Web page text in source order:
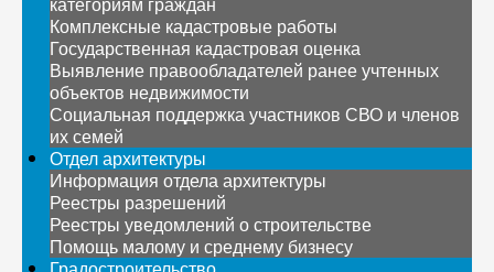
Комплексные кадастровые работы
Государственная кадастровая оценка
Выявление правообладателей ранее учтенных
объектов недвижимости
Социальная поддержка участников СВО и членов
их семей
Отдел архитектуры
Информация отдела архитектуры
Реестры разрешений
Реестры уведомлений о строительстве
Помощь малому и среднему бизнесу